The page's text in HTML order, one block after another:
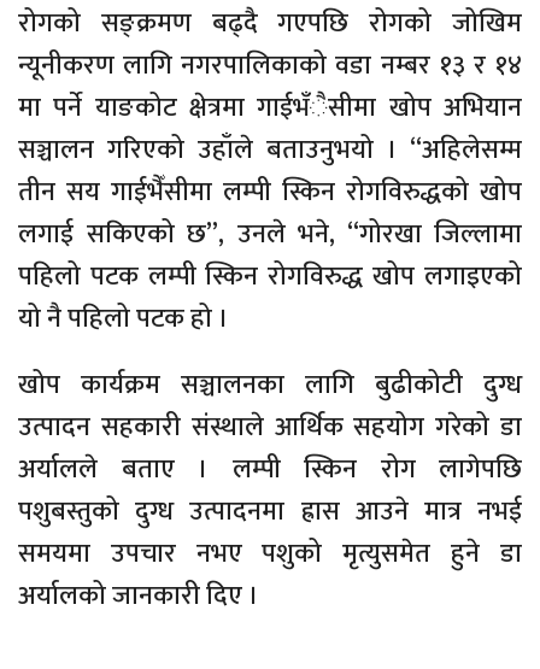
रोगको सङ्क्रमण बढ्दै गएपछि रोगको जोखिम
न्यूनीकरण लागि नगरपालिकाको वडा नम्बर १३ र १४
मा पर्ने याङकोट क्षेत्रमा गाईभँैसीमा खोप अभियान
सञ्चालन गरिएको उहाँले बताउनुभयो । “अहिलेसम्म
तीन सय गाईभैँसीमा लम्पी स्किन रोगविरुद्धको खोप
लगाई सकिएको छ”, उनले भने, “गोरखा जिल्लामा
पहिलो पटक लम्पी स्किन रोगविरुद्ध खोप लगाइएको
यो नै पहिलो पटक हो ।
खोप कार्यक्रम सञ्चालनका लागि बुढीकोटी दुग्ध
उत्पादन सहकारी संस्थाले आर्थिक सहयोग गरेको डा
अर्यालले बताए । लम्पी स्किन रोग लागेपछि
पशुबस्तुको दुग्ध उत्पादनमा ह्रास आउने मात्र नभई
समयमा उपचार नभए पशुको मृत्युसमेत हुने डा
अर्यालको जानकारी दिए ।